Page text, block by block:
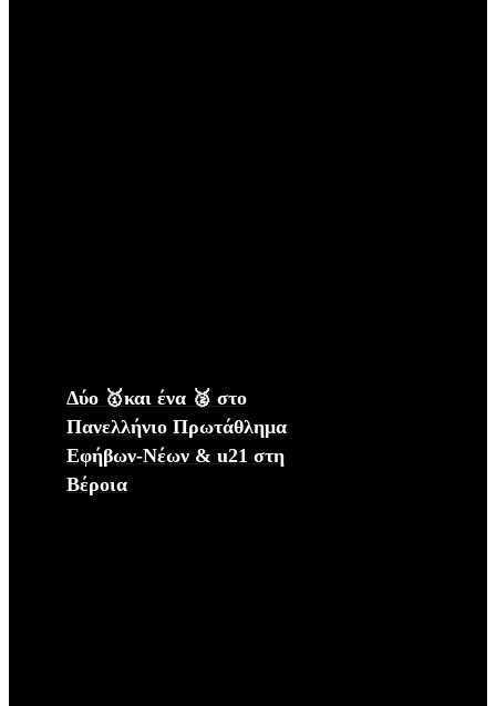
Δύο 🥇και ένα 🥈 στο
Πανελλήνιο Πρωτάθλημα
Εφήβων-Νέων & u21 στη
Βέροια